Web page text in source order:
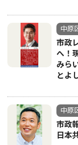
中原
市政
へ！
みら
とよ
中原
市政
日本